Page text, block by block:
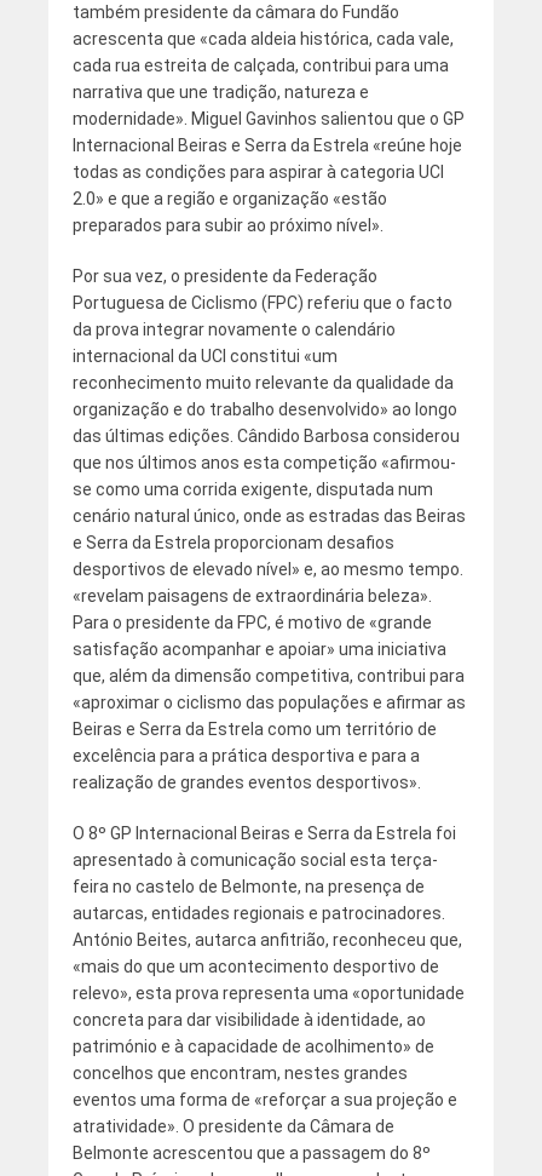
também presidente da câmara do Fundão
acrescenta que «cada aldeia histórica, cada vale,
cada rua estreita de calçada, contribui para uma
narrativa que une tradição, natureza e
modernidade». Miguel Gavinhos salientou que o GP
Internacional Beiras e Serra da Estrela «reúne hoje
todas as condições para aspirar à categoria UCI
2.0» e que a região e organização «estão
preparados para subir ao próximo nível».
Por sua vez, o presidente da Federação
Portuguesa de Ciclismo (FPC) referiu que o facto
da prova integrar novamente o calendário
internacional da UCI constitui «um
reconhecimento muito relevante da qualidade da
organização e do trabalho desenvolvido» ao longo
das últimas edições. Cândido Barbosa considerou
que nos últimos anos esta competição «afirmou-
se como uma corrida exigente, disputada num
cenário natural único, onde as estradas das Beiras
e Serra da Estrela proporcionam desafios
desportivos de elevado nível» e, ao mesmo tempo.
«revelam paisagens de extraordinária beleza».
Para o presidente da FPC, é motivo de «grande
satisfação acompanhar e apoiar» uma iniciativa
que, além da dimensão competitiva, contribui para
«aproximar o ciclismo das populações e afirmar as
Beiras e Serra da Estrela como um território de
excelência para a prática desportiva e para a
realização de grandes eventos desportivos».
O 8º GP Internacional Beiras e Serra da Estrela foi
apresentado à comunicação social esta terça-
feira no castelo de Belmonte, na presença de
autarcas, entidades regionais e patrocinadores.
António Beites, autarca anfitrião, reconheceu que,
«mais do que um acontecimento desportivo de
relevo», esta prova representa uma «oportunidade
concreta para dar visibilidade à identidade, ao
património e à capacidade de acolhimento» de
concelhos que encontram, nestes grandes
eventos uma forma de «reforçar a sua projeção e
atratividade». O presidente da Câmara de
Belmonte acrescentou que a passagem do 8º